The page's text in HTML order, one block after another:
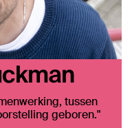
tussen
geboren."